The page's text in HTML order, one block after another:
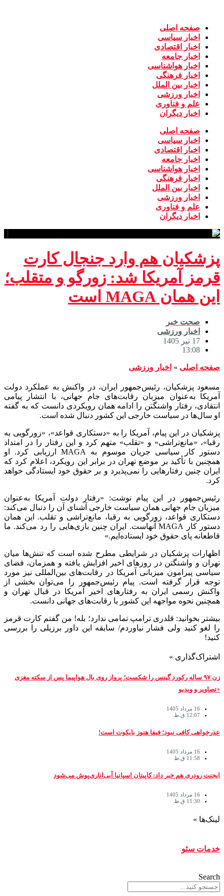
محتوا
صفحه اصلی
اخبار سیاسی
اخبار اقتصادی
اخبار جامعه
اخبار هواشناسی
اخبار فرهنگی
اخبار بین الملل
اخبار ورزشی
علم و فناوری
اخبار دیگران
صفحه اصلی
اخبار سیاسی
اخبار اقتصادی
اخبار جامعه
اخبار هواشناسی
اخبار فرهنگی
اخبار بین الملل
اخبار ورزشی
علم و فناوری
اخبار دیگران
پزشکیان هم وارد جنجال کارت
قرمز آمریکا شد: زورگو و متقلب؛
این همان MAGA است
صحت خبر
اخبار ورزشی
17 تیر 1405
13:08
صفحه اصلی » اخبار ورزشی
مسعود پزشکیان، رئیس‌جمهور ایران، در واکنش به عملکرد دولت
آمریکا به‌عنوان میزبان رقابت‌های جام جهانی، با انتشار پیامی
انتقادی، رفتار واشنگتن را ادامه همان رویکردی دانست که به گفته
او سال‌ها در سیاست خارجی این کشور دنبال شده است.
پزشکیان در این پیام، آمریکا را به «دستکاری قواعد»، «زورگویی به
رقبا»، «مانع‌تراشی» و «تقلب» متهم کرد و این رفتار را در امتداد
دستور کار سیاسی جریان موسوم به MAGA ارزیابی کرد. او
همچنین با تأکید بر موضع تهران در برابر این رویکرد، اعلام کرد که
ایران چنین رفتارهایی را نمی‌پذیرد و بر حقوق خود ایستادگی خواهد
کرد.
رئیس‌جمهور در این پیام نوشت: «رفتار دولت آمریکا به‌عنوان
میزبان جام جهانی همان سیاست خارجی آشنای آن را دنبال می‌کند:
دستکاری قواعد، زورگویی به رقبا، مانع‌تراشی و تقلب. این همان
دستور کار MAGA آنهاست. ایران چنین بازی‌هایی را رد می‌کند. ما
قاطعانه پای حقوق خود ایستاده‌ایم.»
اظهارات پزشکیان در شرایطی مطرح شده است که تنش‌ها میان
تهران و واشنگتن در روزهای اخیر افزایش یافته و همزمان، فضای
سیاسی پیرامون میزبانی آمریکا در رقابت‌های بین‌المللی نیز مورد
توجه قرار گرفته است. پیام رئیس‌جمهور را می‌توان بخشی از
واکنش رسمی ایران به رفتارهای اخیر آمریکا در قبال تهران و
همچنین نحوه مواجهه این کشور با رقابت‌های جهانی دانست.
بیشتر بخوانید: قلدری ترامپ تمامی ندارد؛ بله! من گفتم کارت قرمز
را لغو کنید ولی فشار نیاوردم/ سابقه این داور برزیلی را بررسی
کنید!
اشتراک‌گذاری »
زن ۹۷ ساله رکورد گینس را شکست؛ پرواز روی بال هواپیما پس از سکته مغزی
+تصاویر و ویدیو
16 مرداد 1405
12:07 ق.ظ
عذرخواهی کافی نبود؛ فیفا هنوز بایکوت است!
16 مرداد 1405
11:58 ق.ظ
ایجنت رودری هم خبر داد: کاپیتان اسپانیا آبی‌اناری‌پوش می‌شود
16 مرداد 1405
11:30 ق.ظ
لینک‌ها »
خدمات سئو
Search